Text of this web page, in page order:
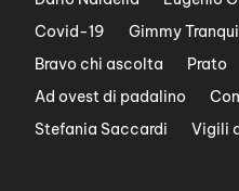
Covid-19
Gimmy
Bravo chi ascolta
Prato
Ad ovest di padalino
Stefania Saccardi
Vigili